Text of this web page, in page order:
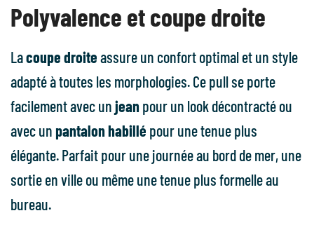
Polyvalence et coupe droite
Lacoupe droiteassure un confort optimal et un style
adapté à toutes les morphologies. Ce pull se porte
facilement avec unjeanpour un look décontracté ou
avec unpantalon habillé pour une tenue plus
élégante. Parfait pour une journée au bord de mer, une
sortie en ville ou même une tenue plus formelle au
bureau.